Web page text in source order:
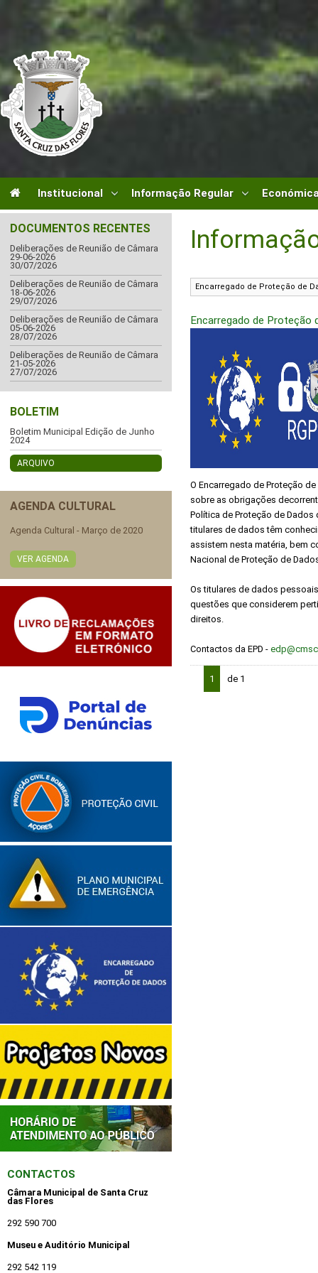
Institucional Informação Regular
DOCUMENTOS RECENTES
Deliberações de Reunião de Câmara
29-06-2026
30/07/2026
Deliberações de Reunião de Câmara
18-06-2026
29/07/2026
Deliberações de Reunião de Câmara
05-06-2026
28/07/2026
Deliberações de Reunião de Câmara
21-05-2026
27/07/2026
BOLETIM
Boletim Municipal Edição de Junho
2024
ARQUIVO
AGENDA CULTURAL
Agenda Cultural - Março de 2020
VER AGENDA
CONTACTOS
Câmara Municipal de Santa Cruz
das Flores
292 590 700
Museu e Auditório Municipal
292 542 119
Encarregado de Proteção
O Encarregado de Proteção
sobre as obrigações
Política de Proteção de
titulares de dados têm
assistem nesta matéria, bem
Nacional de Proteção de
Os titulares de dados
questões que considerem
direitos.
Contactos da EPD -
1 de 1